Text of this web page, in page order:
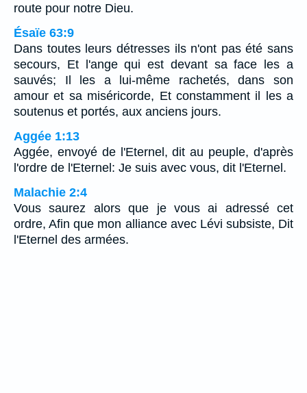
route pour notre Dieu.
Ésaïe 63:9
Dans toutes leurs détresses ils n'ont pas été sans
secours, Et l'ange qui est devant sa face les a
sauvés; Il les a lui-même rachetés, dans son
amour et sa miséricorde, Et constamment il les a
soutenus et portés, aux anciens jours.
Aggée 1:13
Aggée, envoyé de l'Eternel, dit au peuple, d'après
l'ordre de l'Eternel: Je suis avec vous, dit l'Eternel.
Malachie 2:4
Vous saurez alors que je vous ai adressé cet
ordre, Afin que mon alliance avec Lévi subsiste, Dit
l'Eternel des armées.